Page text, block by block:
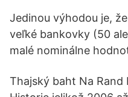
Jedinou výhodou je,
veľké bankovky (50
malé nominálne
Thajský baht Na Rand